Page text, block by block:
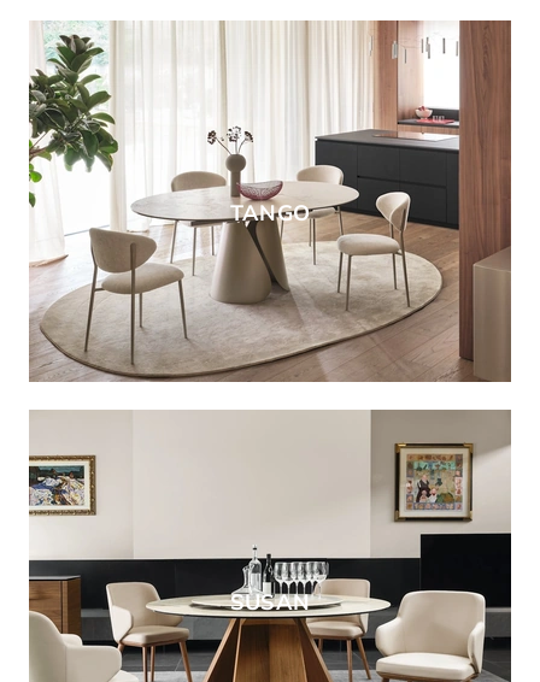
TANGO
SUSAN